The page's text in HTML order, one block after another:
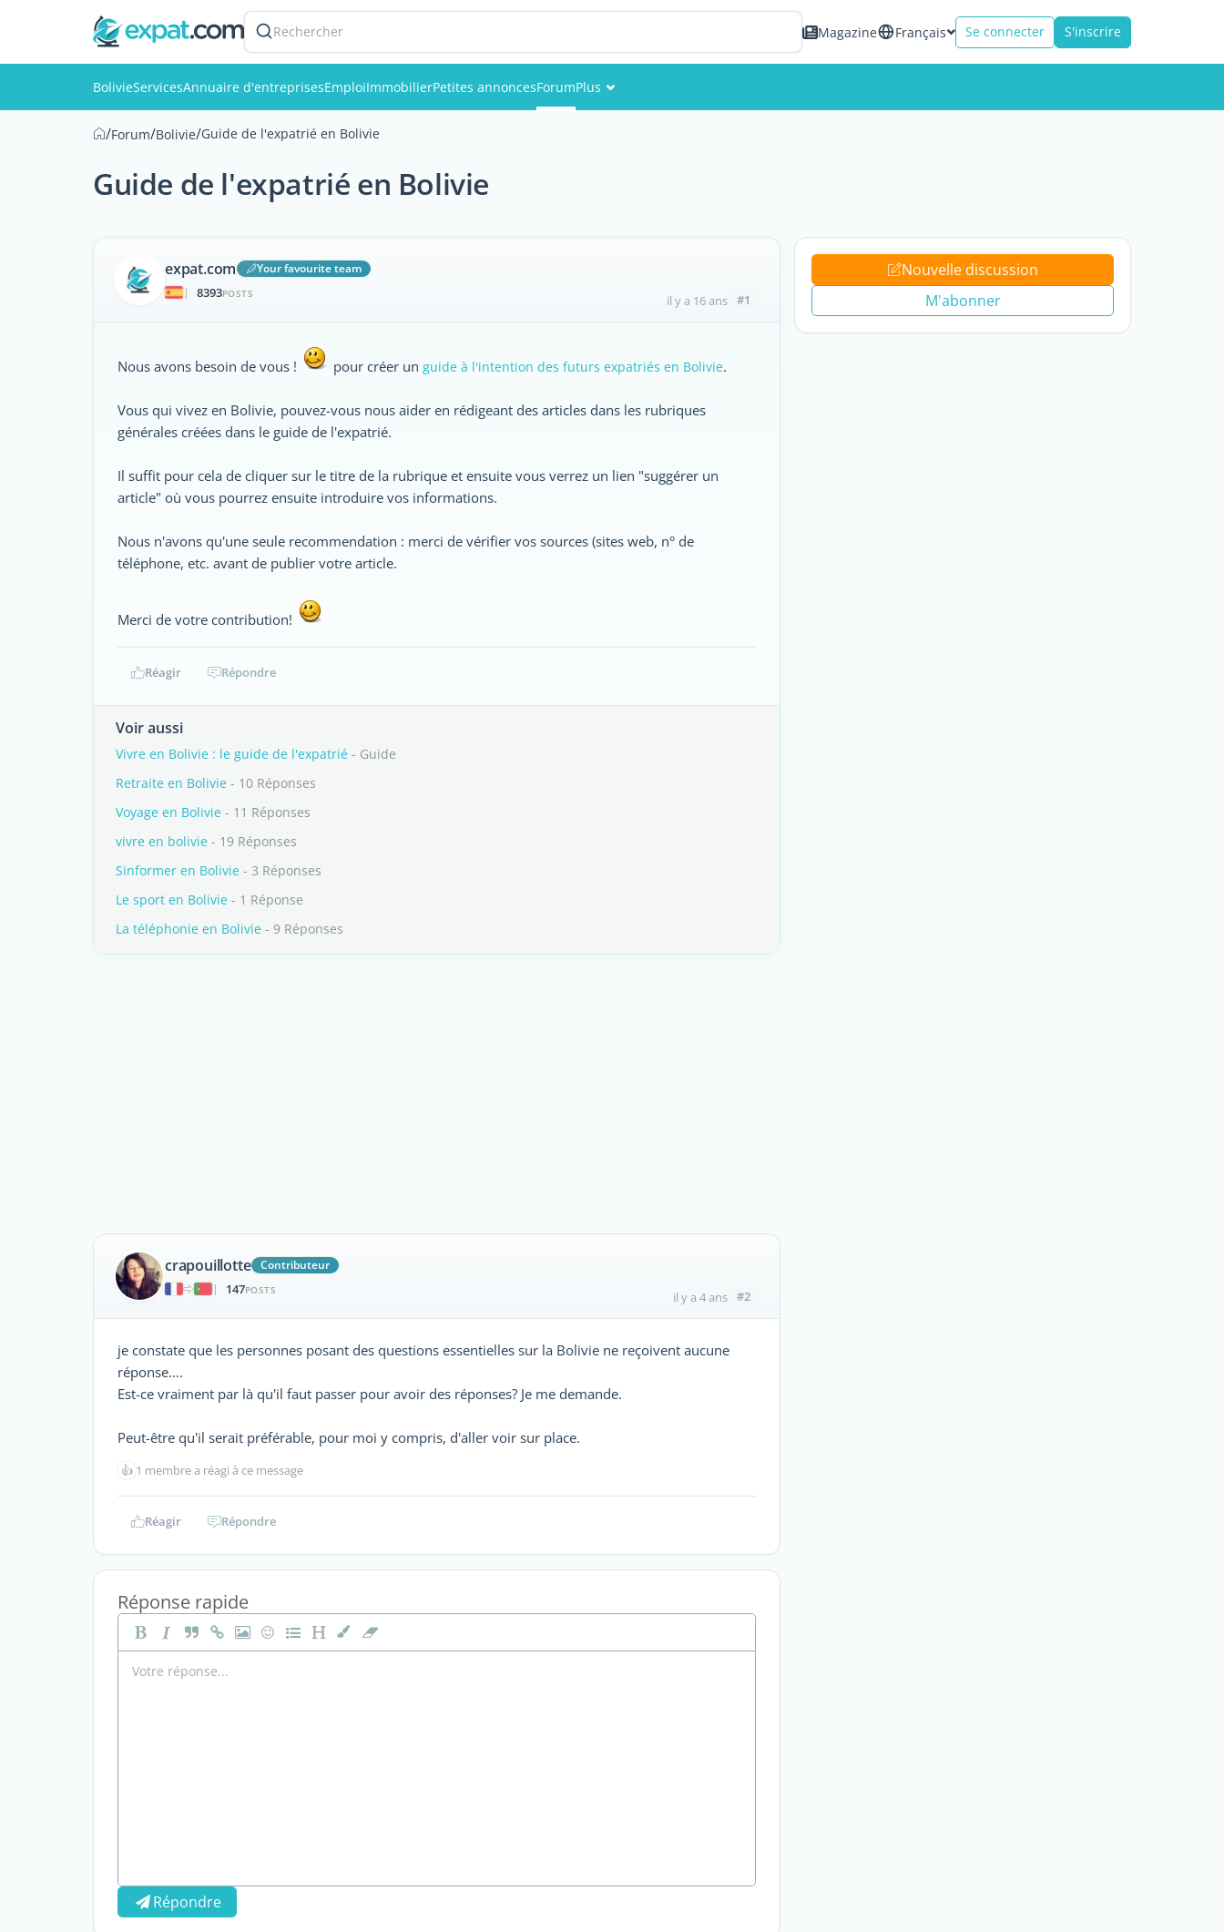
Rechercher Magazine Français Se connecter S'inscrire
BolivieServicesAnnuaire d'entreprisesEmploiImmobilierPetites annoncesForumPlus
/Forum/Bolivie/Guide de l'expatrié en Bolivie
Guide de l'expatrié en Bolivie
expat.com
Your favourite team
|
8393POSTS il y a 16 ans #1
Nous avons besoin de vous ! pour créer un guide à l'intention des futurs expatriés en Bolivie.
Vous qui vivez en Bolivie, pouvez-vous nous aider en rédigeant des articles dans les rubriques
générales créées dans le guide de l'expatrié.
Il suffit pour cela de cliquer sur le titre de la rubrique et ensuite vous verrez un lien "suggérer un
article" où vous pourrez ensuite introduire vos informations.
Nous n'avons qu'une seule recommendation : merci de vérifier vos sources (sites web, n° de
téléphone, etc. avant de publier votre article.
Merci de votre contribution!
Réagir Répondre
Voir aussi
Vivre en Bolivie : le guide de l'expatrié - Guide
Retraite en Bolivie - 10 Réponses
Voyage en Bolivie - 11 Réponses
vivre en bolivie - 19 Réponses
Sinformer en Bolivie - 3 Réponses
Le sport en Bolivie - 1 Réponse
La téléphonie en Bolivie - 9 Réponses
crapouillotte
Contributeur
|
147POSTS il y a 4 ans #2
je constate que les personnes posant des questions essentielles sur la Bolivie ne reçoivent aucune
réponse....
Est-ce vraiment par là qu'il faut passer pour avoir des réponses? Je me demande.
Peut-être qu'il serait préférable, pour moi y compris, d'aller voir sur place.
👍 1 membre a réagi à ce message
Réagir Répondre
Réponse rapide
Répondre
Nouvelle discussion
M'abonner